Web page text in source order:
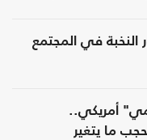
النخبة في المجتمع
أمريكي..
ما يتغير